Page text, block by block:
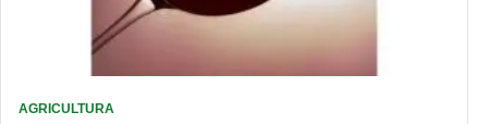
AGRICULTURA